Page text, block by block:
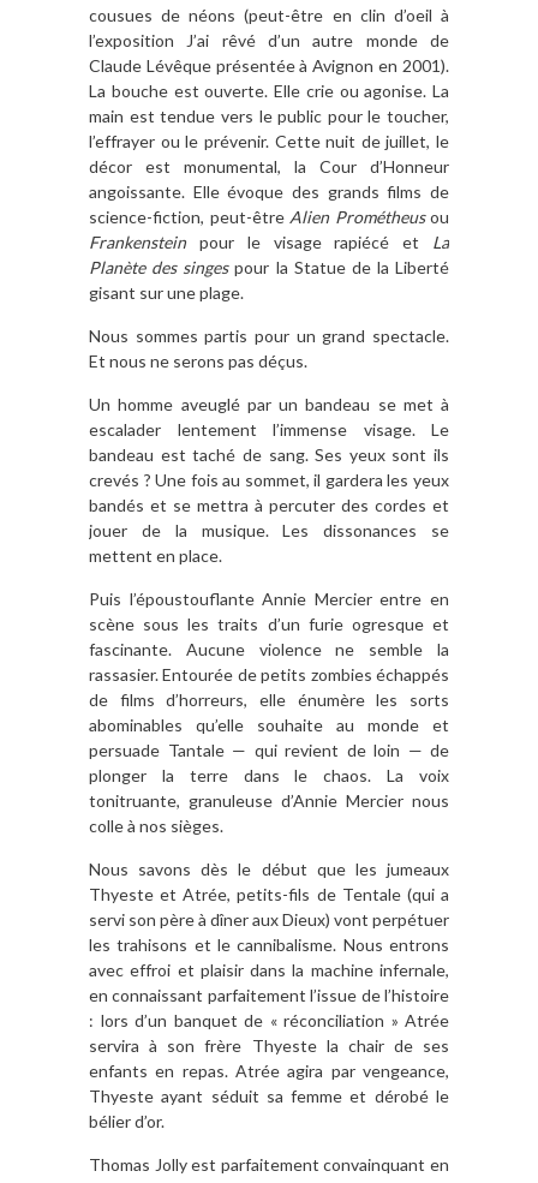
cousues de néons (peut-être en clin d’oeil à
l’exposition J’ai rêvé d’un autre monde de
Claude Lévêque présentée à Avignon en 2001).
La bouche est ouverte. Elle crie ou agonise. La
main est tendue vers le public pour le toucher,
l’effrayer ou le prévenir. Cette nuit de juillet, le
décor est monumental, la Cour d’Honneur
angoissante. Elle évoque des grands films de
science-fiction, peut-être Alien Prométheusou
Frankenstein pour le visage rapiécé et La
Planète des singespour la Statue de la Liberté
gisant sur une plage.
Nous sommes partis pour un grand spectacle.
Et nous ne serons pas déçus.
Un homme aveuglé par un bandeau se met à
escalader lentement l’immense visage. Le
bandeau est taché de sang. Ses yeux sont ils
crevés ? Une fois au sommet, il gardera les yeux
bandés et se mettra à percuter des cordes et
jouer de la musique. Les dissonances se
mettent en place.
Puis l’époustouflante Annie Mercier entre en
scène sous les traits d’un furie ogresque et
fascinante. Aucune violence ne semble la
rassasier. Entourée de petits zombies échappés
de films d’horreurs, elle énumère les sorts
abominables qu’elle souhaite au monde et
persuade Tantale — qui revient de loin — de
plonger la terre dans le chaos. La voix
tonitruante, granuleuse d’Annie Mercier nous
colle à nos sièges.
Nous savons dès le début que les jumeaux
Thyeste et Atrée, petits-fils de Tentale (qui a
servi son père à dîner aux Dieux) vont perpétuer
les trahisons et le cannibalisme. Nous entrons
avec effroi et plaisir dans la machine infernale,
en connaissant parfaitement l’issue de l’histoire
: lors d’un banquet de « réconciliation » Atrée
servira à son frère Thyeste la chair de ses
enfants en repas. Atrée agira par vengeance,
Thyeste ayant séduit sa femme et dérobé le
bélier d’or.
Thomas Jolly est parfaitement convainquant en